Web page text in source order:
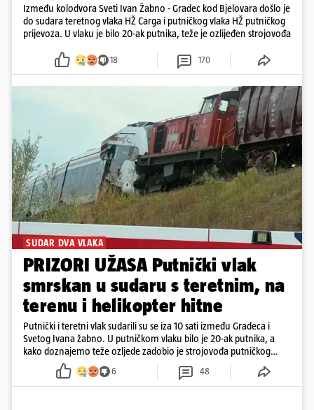
Između kolodvora Sveti Ivan Žabno - Gradec kod Bjelovara došlo je
do sudara teretnog vlaka HŽ Carga i putničkog vlaka HŽ putničkog
prijevoza. U vlaku je bilo 20-ak putnika, teže je ozlijeđen strojovođa
18 170
SUDAR DVA VLAKA
PRIZORI UŽASA Putnički vlak
smrskan u sudaru s teretnim, na
terenu i helikopter hitne
Putnički i teretni vlak sudarili su se iza 10 sati između Gradeca i
Svetog Ivana žabno. U putničkom vlaku bilo je 20-ak putnika, a
kako doznajemo teže ozljede zadobio je strojovođa putničkog
vlaka. Zatvoren je promet, a fotoreporteri Prigorskog objavili su
prve snimke s mjesta sudara
6 48